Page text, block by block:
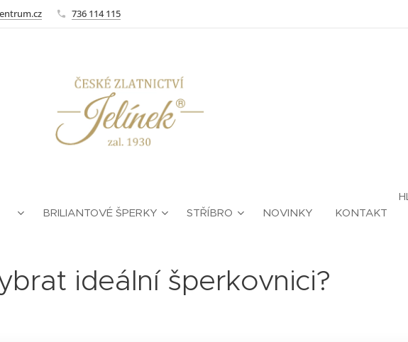
736 114 115
BRILIANTOVÉ ŠPERKY STŘÍBRO NOVINKY KONTAKT
ideální šperkovnici?